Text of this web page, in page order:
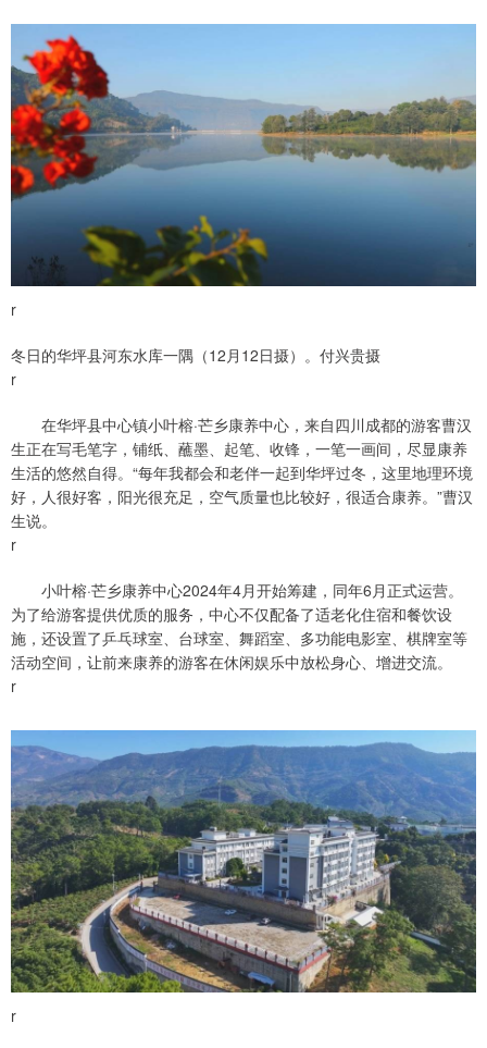
r
冬日的华坪县河东水库一隅（12月12日摄）。付兴贵摄
r
在华坪县中心镇小叶榕·芒乡康养中心，来自四川成都的游客曹汉
生正在写毛笔字，铺纸、蘸墨、起笔、收锋，一笔一画间，尽显康养
生活的悠然自得。“每年我都会和老伴一起到华坪过冬，这里地理环境
好，人很好客，阳光很充足，空气质量也比较好，很适合康养。”曹汉
生说。
r
小叶榕·芒乡康养中心2024年4月开始筹建，同年6月正式运营。
为了给游客提供优质的服务，中心不仅配备了适老化住宿和餐饮设
施，还设置了乒乓球室、台球室、舞蹈室、多功能电影室、棋牌室等
活动空间，让前来康养的游客在休闲娱乐中放松身心、增进交流。
r
r